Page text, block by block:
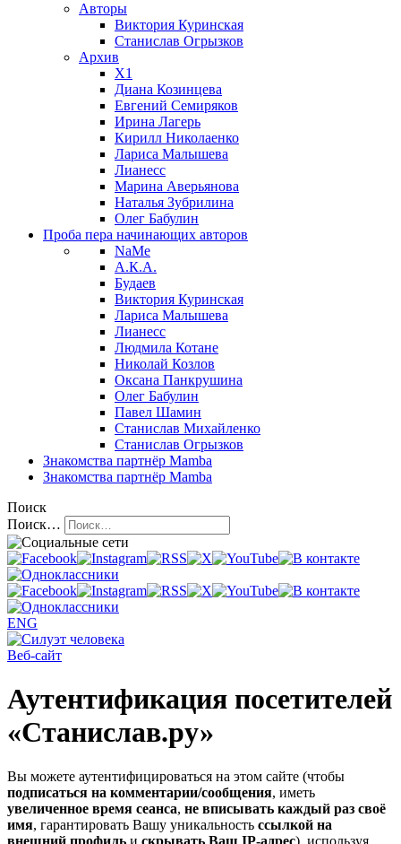
Авторы
Виктория Куринская
Станислав Огрызков
Архив
X1
Диана Козинцева
Евгений Семиряков
Ирина Лагерь
Кирилл Николаенко
Лариса Малышева
Лианесс
Марина Аверьянова
Наталья Зубрилина
Олег Бабулин
Проба пера начинающих авторов
NaMe
А.К.А.
Будаев
Виктория Куринская
Лариса Малышева
Лианесс
Людмила Котане
Николай Козлов
Оксана Панкрушина
Олег Бабулин
Павел Шамин
Станислав Михайленко
Станислав Огрызков
Знакомства партнёр Mamba
Знакомства партнёр Mamba
Поиск
Поиск…
ENG
Веб-сайт
Аутентификация посетителей
«Станислав.ру»
Вы можете аутентифицироваться на этом сайте (чтобы
подписаться на комментарии/сообщения, иметь
увеличенное время сеанса, не вписывать каждый раз своё
имя, гарантировать Вашу уникальность ссылкой на
внешний профиль и скрывать Ваш IP-адрес), используя